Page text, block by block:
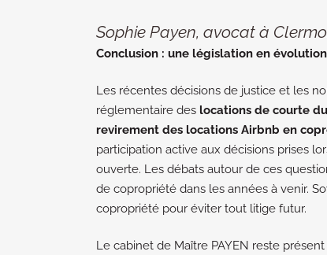
Sophie Payen, avocat à
Conclusion : une législation en évolution
Les récentes décisions de justice et les
réglementaire des locations de courte
revirement des locations Airbnb en
participation active aux décisions prises
ouverte. Les débats autour de ces
de copropriété dans les années à venir.
copropriété pour éviter tout litige futur.
Le cabinet de Maître PAYEN reste